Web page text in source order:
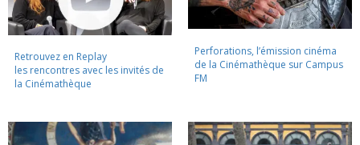
Retrouvez en Replay
les rencontres avec les invités de
la Cinémathèque
Perforations, l’émission cinéma
de la Cinémathèque sur Campus
FM